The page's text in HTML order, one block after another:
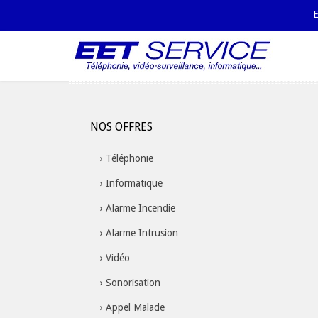
NOS OFFRES
Téléphonie
Informatique
Alarme Incendie
Alarme Intrusion
Vidéo
Sonorisation
Appel Malade